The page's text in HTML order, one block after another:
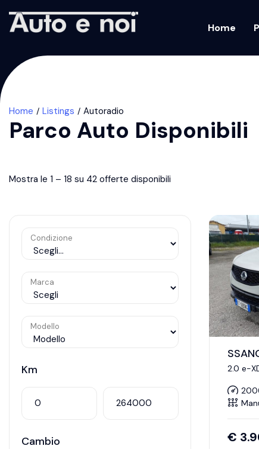
Home
Home Listings Autoradio
Parco Auto Disponibili
Mostra le 1 – 18 su 42 offerte disponibili
Condizione
Marca
Modello
Km
Cambio
2.0 e-
€